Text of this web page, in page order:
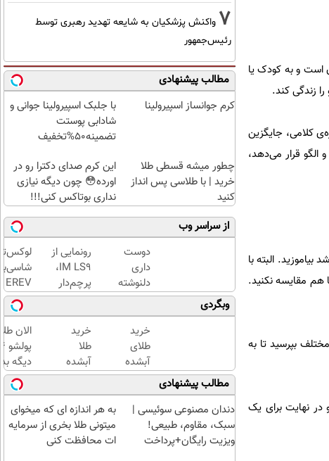
است و به کودک یا
زندگی کند.
کلامی، جایگزین
الگو قرار می‌دهد،
بیاموزید. البته با
هم مقایسه نکنید.
بپرسید تا به
در نهایت برای یک
7 واکنش پزشکیان به شایعه تهدید رهبری توسط
رئیس‌جمهور
مطالب پیشنهادی
کرم جوانساز اسپیرولینا
با جلبک اسپیرولینا جوانی و
شادابی پوستت
تضمینه50%تخفیف
چطور میشه قسطی طلا
خرید | با طلاسی پس انداز
کنید
این کرم صدای دکترا رو در
اورده😳 چون دیگه نیازی
نداری بوتاکس کنی!!!
از سراسر وب
دوست
داری
دلنوشته
هاتو
فوری به
کتاب
تبدیل و
با تیراژ
دلخواه
چاپ
کنی؟
رونمایی از
IM LS9،
پرچم‌دار
فوق‌لوکس
EREV
وارد بازار
ایران شد
ایران،
توسط
موتور
رونمایی
شد!
وبگردی
خرید
طلای
آبشده
حتی با
۱۰۰هزارتومان
خرید
طلا
آبشده
با 100
هزار
تومن
الان
دیگه
طلا با
بی‌بهره
مطالب پیشنهادی
دندان مصنوعی سوئیسی |
سبک، مقاوم، طبیعی!
ویزیت رایگان+پرداخت
به هر اندازه ای که میخوای
میتونی طلا بخری از سرمایه
ات محافظت کنی